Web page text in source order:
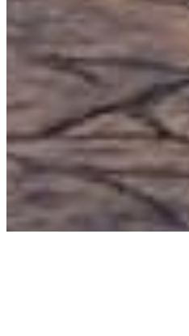
Puerto Aventuras
CONTACT
bonjour@lagencemx.com
©2026 L'agence by Los Socios ·